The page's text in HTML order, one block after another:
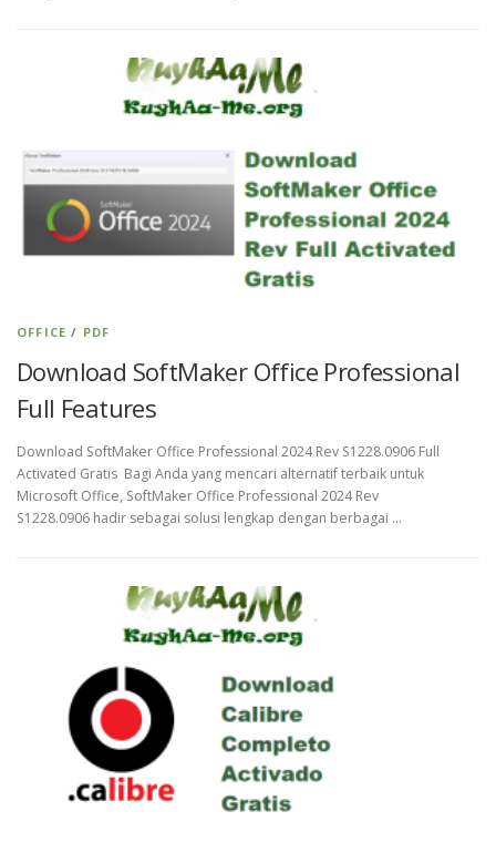
OFFICE / PDF
Download SoftMaker Office Professional
Full Features
Download SoftMaker Office Professional 2024 Rev S1228.0906 Full
Activated Gratis Bagi Anda yang mencari alternatif terbaik untuk
Microsoft Office, SoftMaker Office Professional 2024 Rev
S1228.0906 hadir sebagai solusi lengkap dengan berbagai …